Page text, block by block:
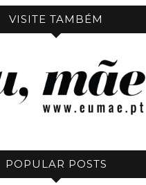
VISITE TAMBÉM
POPULAR POSTS